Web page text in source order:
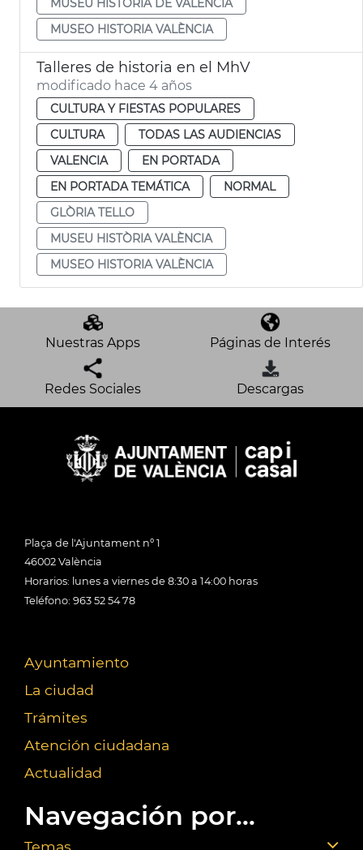
MUSEO HISTORIA VALÈNCIA
Talleres de historia en el MhV
modificado hace 4 años
CULTURA Y FIESTAS POPULARES
CULTURA
TODAS LAS AUDIENCIAS
VALENCIA
EN PORTADA
EN PORTADA TEMÁTICA
NORMAL
GLÒRIA TELLO
MUSEU HISTÒRIA VALÈNCIA
MUSEO HISTORIA VALÈNCIA
Nuestras Apps Páginas de Interés
Redes Sociales Descargas
Plaça de l'Ajuntament nº 1
46002 València
Horarios: lunes a viernes de 8:30 a 14:00 horas
Teléfono: 963 52 54 78
Ayuntamiento
La ciudad
Trámites
Atención ciudadana
Actualidad
Navegación por...
Temas